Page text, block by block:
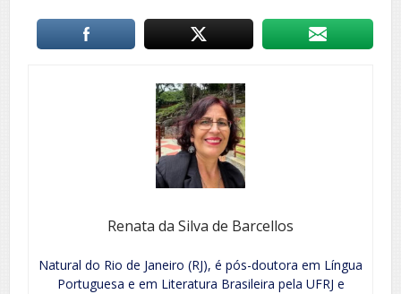
Renata da Silva de Barcellos
Natural do Rio de Janeiro (RJ), é pós-doutora em Língua
Portuguesa e em Literatura Brasileira pela UFRJ e